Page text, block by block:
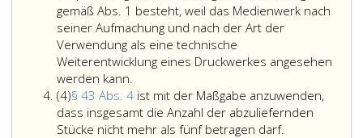
von
Laufbildern
(Filmwerken
oder
Erzeugnissen).
Medienwerke,
die
gemäß Abs. 1 besteht, weil das Medienwerk nach
seiner Aufmachung und nach der Art der
Verwendung als eine technische
Weiterentwicklung eines Druckwerkes angesehen
werden kann.
ein
Medienwerk
seiner
(4)Absatz
4,
§ 43 Abs. 4 ist mit der Maßgabe anzuwenden,
dass insgesamt die Anzahl der abzuliefernden
Stücke nicht mehr als fünf betragen darf.